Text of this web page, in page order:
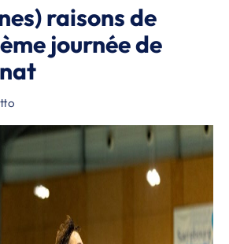
raisons de
journée de